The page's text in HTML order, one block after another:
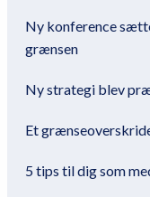
Ny konference
grænsen
Ny strategi blev
Et
5 tips til dig som